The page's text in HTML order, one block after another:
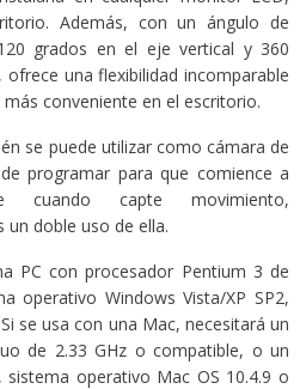
Además, con un ángulo de
grados en el eje vertical y 360
una flexibilidad incomparable
conveniente en el escritorio.
se puede utilizar como cámara de
programar para que comience a
cuando capte movimiento,
doble uso de ella.
PC con procesador Pentium 3 de
operativo Windows Vista/XP SP2,
se usa con una Mac, necesitará un
de 2.33 GHz o compatible, o un
sistema operativo Mac OS 10.4.9 o